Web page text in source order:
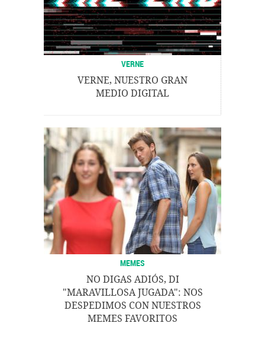
VERNE
VERNE, NUESTRO GRAN
MEDIO DIGITAL
MEMES
NO DIGAS ADIÓS, DI
"MARAVILLOSA JUGADA": NOS
DESPEDIMOS CON NUESTROS
MEMES FAVORITOS